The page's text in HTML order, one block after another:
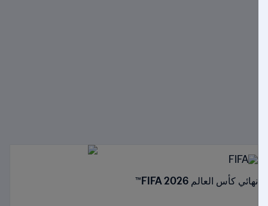
نهائي كأس العالم FIFA 2026™